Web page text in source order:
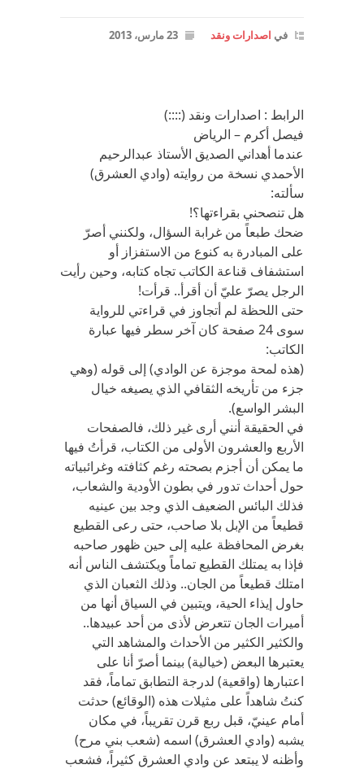
في اصدارات ونقد 23 مارس، 2013
الرابط : اصدارات ونقد (::::)
فيصل أكرم – الرياض
عندما أهداني الصديق الأستاذ عبدالرحيم
الأحمدي نسخة من روايته (وادي العشرق)
سألته:
هل تنصحني بقراءتها؟!
ضحك طبعاً من غرابة السؤال، ولكنني أصرّ
على المبادرة به كنوع من الاستفزاز أو
استشفاف قناعة الكاتب تجاه كتابه، وحين رأيت
الرجل يصرّ عليّ أن أقرأ.. قرأت!
حتى اللحظة لم أتجاوز في قراءتي للرواية
سوى 24 صفحة كان آخر سطر فيها عبارة
الكاتب:
(هذه لمحة موجزة عن الوادي) إلى قوله (وهي
جزء من تأريخه الثقافي الذي يصيغه خيال
البشر الواسع).
في الحقيقة أنني أرى غير ذلك، فالصفحات
الأربع والعشرون الأولى من الكتاب، قرأتُ فيها
ما يمكن أن أجزم بصحته رغم كثافته وغرائبياته
حول أحداث تدور في بطون الأودية والشعاب،
فذلك البائس الضعيف الذي وجد بين عينيه
قطيعاً من الإبل بلا صاحب، حتى رعى القطيع
بغرض المحافظة عليه إلى حين ظهور صاحبه
فإذا به يمتلك القطيع تماماً ويكتشف الناس أنه
امتلك قطيعاً من الجان.. وذلك الثعبان الذي
حاول إيذاء الحية، ويتبين في السياق أنها من
أميرات الجان تتعرض لأذى من أحد عبيدها..
والكثير الكثير من الأحداث والمشاهد التي
يعتبرها البعض (خيالية) بينما أصرّ أنا على
اعتبارها (واقعية) لدرجة التطابق تماماً، فقد
كنتُ شاهداً على مثيلات هذه (الوقائع) حدثت
أمام عينيّ، قبل ربع قرن تقريباً، في مكان
يشبه (وادي العشرق) اسمه (شعب بني مرح)
وأظنه لا يبتعد عن وادي العشرق كثيراً، فشعب